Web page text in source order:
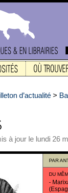
d’actualité >
à jour le lundi 26
PAR
DU
-